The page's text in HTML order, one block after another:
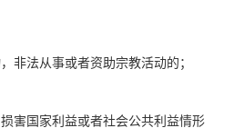
非法从事或者资助宗教活动的；
害国家利益或者社会公共利益情形